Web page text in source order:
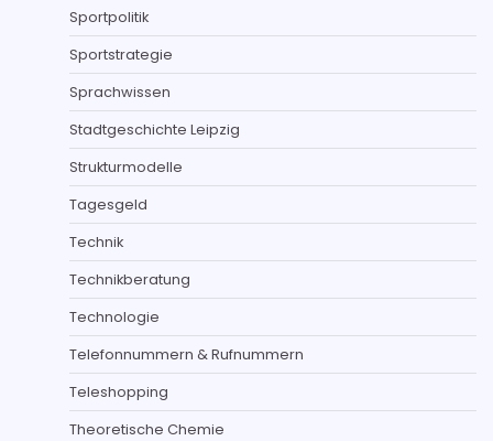
Sportpolitik
Sportstrategie
Sprachwissen
Stadtgeschichte Leipzig
Strukturmodelle
Tagesgeld
Technik
Technikberatung
Technologie
Telefonnummern & Rufnummern
Teleshopping
Theoretische Chemie